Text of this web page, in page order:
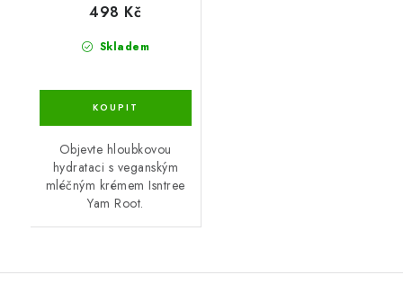
Skladem
498 Kč
Objevte hloubkovou
hydrataci s veganským
mléčným krémem Isntree
Yam Root.